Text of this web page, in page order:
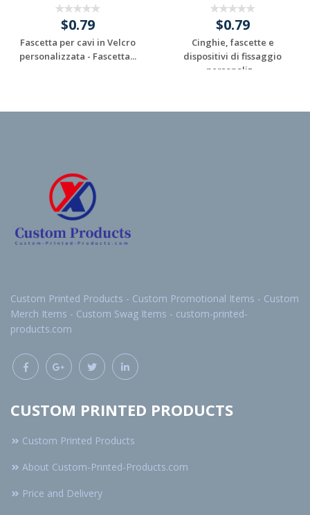
$0.79
Fascetta per cavi in ​​Velcro
personalizzata - Fascetta...
$0.79
Cinghie, fascette e
dispositivi di fissaggio
personaliz...
Custom Printed Products - Custom Promotional Items - Custom
Merch Items - Custom Swag Items - custom-printed-
products.com
CUSTOM PRINTED PRODUCTS
Custom Printed Products
About Custom-Printed-Products.com
Price and Delivery